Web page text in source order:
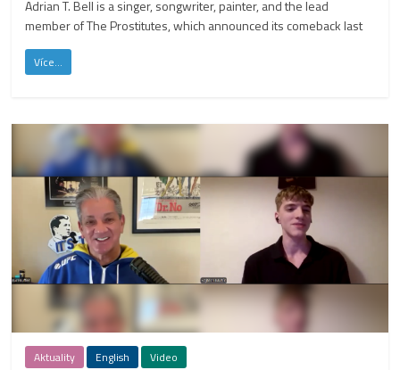
Adrian T. Bell is a singer, songwriter, painter, and the lead
member of The Prostitutes, which announced its comeback last
Více...
Aktuality English Video